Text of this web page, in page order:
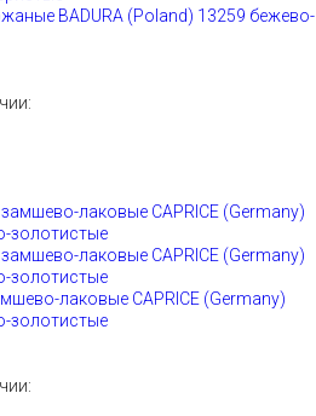
BADURA (Poland) 13259 бежево-
лаковые CAPRICE (Germany)
золотистые